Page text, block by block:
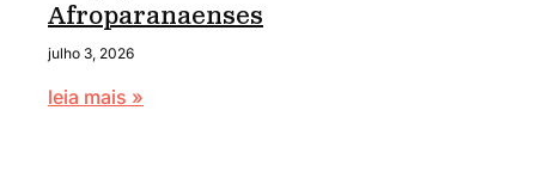
Afroparanaenses
julho 3, 2026
leia mais »